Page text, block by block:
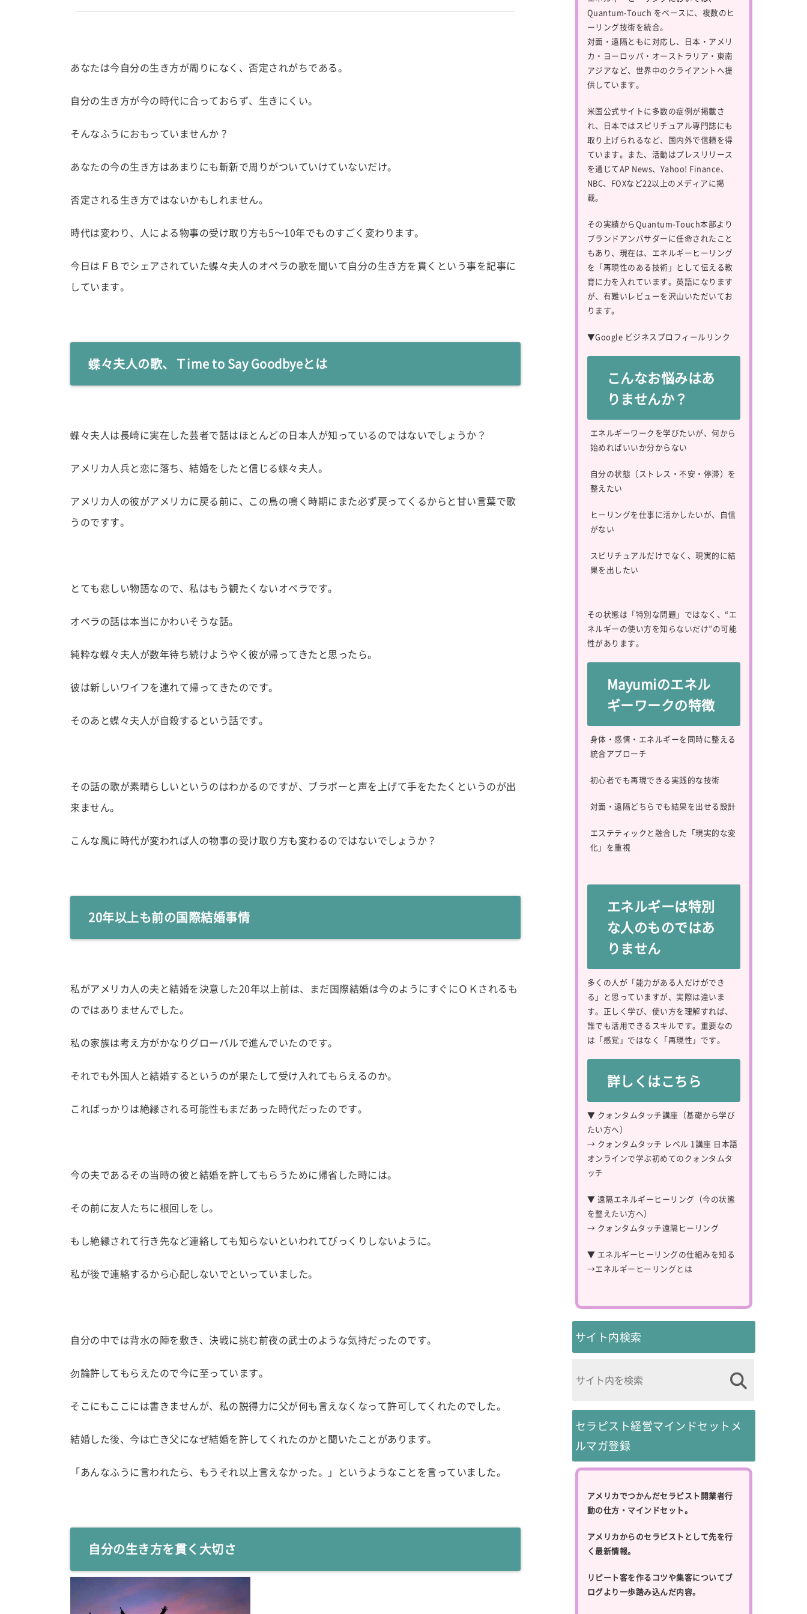
あなたは今自分の生き方が周りになく、否定されがちである。
自分の生き方が今の時代に合っておらず、生きにくい。
そんなふうにおもっていませんか？
あなたの今の生き方はあまりにも斬新で周りがついていけていないだけ。
否定される生き方ではないかもしれません。
時代は変わり、人による物事の受け取り方も5～10年でものすごく変わります。
今日はＦＢでシェアされていた蝶々夫人のオペラの歌を聞いて自分の生き方を貫くという事を記事に
しています。
蝶々夫人の歌、Ｔime to Say Goodbyeとは
蝶々夫人は長崎に実在した芸者で話はほとんどの日本人が知っているのではないでしょうか？
アメリカ人兵と恋に落ち、結婚をしたと信じる蝶々夫人。
アメリカ人の彼がアメリカに戻る前に、この鳥の鳴く時期にまた必ず戻ってくるからと甘い言葉で歌
うのですす。
とても悲しい物語なので、私はもう観たくないオペラです。
オペラの話は本当にかわいそうな話。
純粋な蝶々夫人が数年待ち続けようやく彼が帰ってきたと思ったら。
彼は新しいワイフを連れて帰ってきたのです。
そのあと蝶々夫人が自殺するという話です。
その話の歌が素晴らしいというのはわかるのですが、ブラボーと声を上げて手をたたくというのが出
来ません。
こんな風に時代が変われば人の物事の受け取り方も変わるのではないでしょうか？
20年以上も前の国際結婚事情
私がアメリカ人の夫と結婚を決意した20年以上前は、まだ国際結婚は今のようにすぐにＯＫされるも
のではありませんでした。
私の家族は考え方がかなりグローバルで進んでいたのです。
それでも外国人と結婚するというのが果たして受け入れてもらえるのか。
こればっかりは絶縁される可能性もまだあった時代だったのです。
今の夫であるその当時の彼と結婚を許してもらうために帰省した時には。
その前に友人たちに根回しをし。
もし絶縁されて行き先など連絡しても知らないといわれてびっくりしないように。
私が後で連絡するから心配しないでといっていました。
自分の中では背水の陣を敷き、決戦に挑む前夜の武士のような気持だったのです。
勿論許してもらえたので今に至っています。
そこにもここには書きませんが、私の説得力に父が何も言えなくなって許可してくれたのでした。
結婚した後、今は亡き父になぜ結婚を許してくれたのかと聞いたことがあります。
「あんなふうに言われたら、もうそれ以上言えなかった。」というようなことを言っていました。
自分の生き方を貫く大切さ
Quantum-Touch をベースに、複数のヒ
ーリング技術を統合。
対面・遠隔ともに対応し、日本・アメリ
カ・ヨーロッパ・オーストラリア・東南
アジアなど、世界中のクライアントへ提
供しています。
米国公式サイトに多数の症例が掲載さ
れ、日本ではスピリチュアル専門誌にも
取り上げられるなど、国内外で信頼を得
ています。また、活動はプレスリリース
を通じてAP News、Yahoo! Finance、
NBC、FOXなど22以上のメディアに掲
載。
その実績からQuantum-Touch本部より
ブランドアンバサダーに任命されたこと
もあり、現在は、エネルギーヒーリング
を「再現性のある技術」として伝える教
育に力を入れています。英語になります
が、有難いレビューを沢山いただいてお
ります。
▼Google ビジネスプロフィールリンク
こんなお悩みはあ
りませんか？
エネルギーワークを学びたいが、何から
始めればいいか分からない
自分の状態（ストレス・不安・停滞）を
整えたい
ヒーリングを仕事に活かしたいが、自信
がない
スピリチュアルだけでなく、現実的に結
果を出したい
その状態は「特別な問題」ではなく、“エ
ネルギーの使い方を知らないだけ”の可能
性があります。
Mayumiのエネル
ギーワークの特徴
身体・感情・エネルギーを同時に整える
統合アプローチ
初心者でも再現できる実践的な技術
対面・遠隔どちらでも結果を出せる設計
エステティックと融合した「現実的な変
化」を重視
エネルギーは特別
な人のものではあ
りません
多くの人が「能力がある人だけができ
る」と思っていますが、実際は違いま
す。正しく学び、使い方を理解すれば、
誰でも活用できるスキルです。重要なの
は「感覚」ではなく「再現性」です。
詳しくはこちら
▼ クォンタムタッチ講座（基礎から学び
たい方へ）
→ クォンタムタッチ レベル 1講座 日本語
オンラインで学ぶ初めてのクォンタムタ
ッチ
▼ 遠隔エネルギーヒーリング（今の状態
を整えたい方へ）
→ クォンタムタッチ遠隔ヒーリング
▼ エネルギーヒーリングの仕組みを知る
→エネルギーヒーリングとは
サイト内検索
セラピスト経営マインドセットメ
ルマガ登録
アメリカでつかんだセラピスト開業者行
動の仕方・マインドセット。
アメリカからのセラピストとして先を行
く最新情報。
リピート客を作るコツや集客についてブ
ログより一歩踏み込んだ内容。